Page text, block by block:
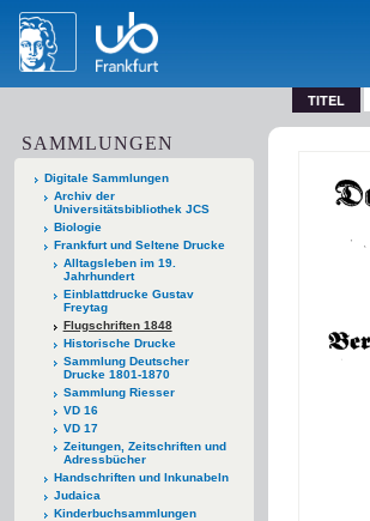
TITEL
SAMMLUNGEN
Digitale Sammlungen
Archiv der
Universitätsbibliothek JCS
Biologie
Frankfurt und Seltene Drucke
Alltagsleben im 19.
Jahrhundert
Einblattdrucke Gustav
Freytag
Flugschriften 1848
Historische Drucke
Sammlung Deutscher
Drucke 1801-1870
Sammlung Riesser
VD 16
VD 17
Zeitungen, Zeitschriften und
Adressbücher
Handschriften und Inkunabeln
Judaica
Kinderbuchsammlungen